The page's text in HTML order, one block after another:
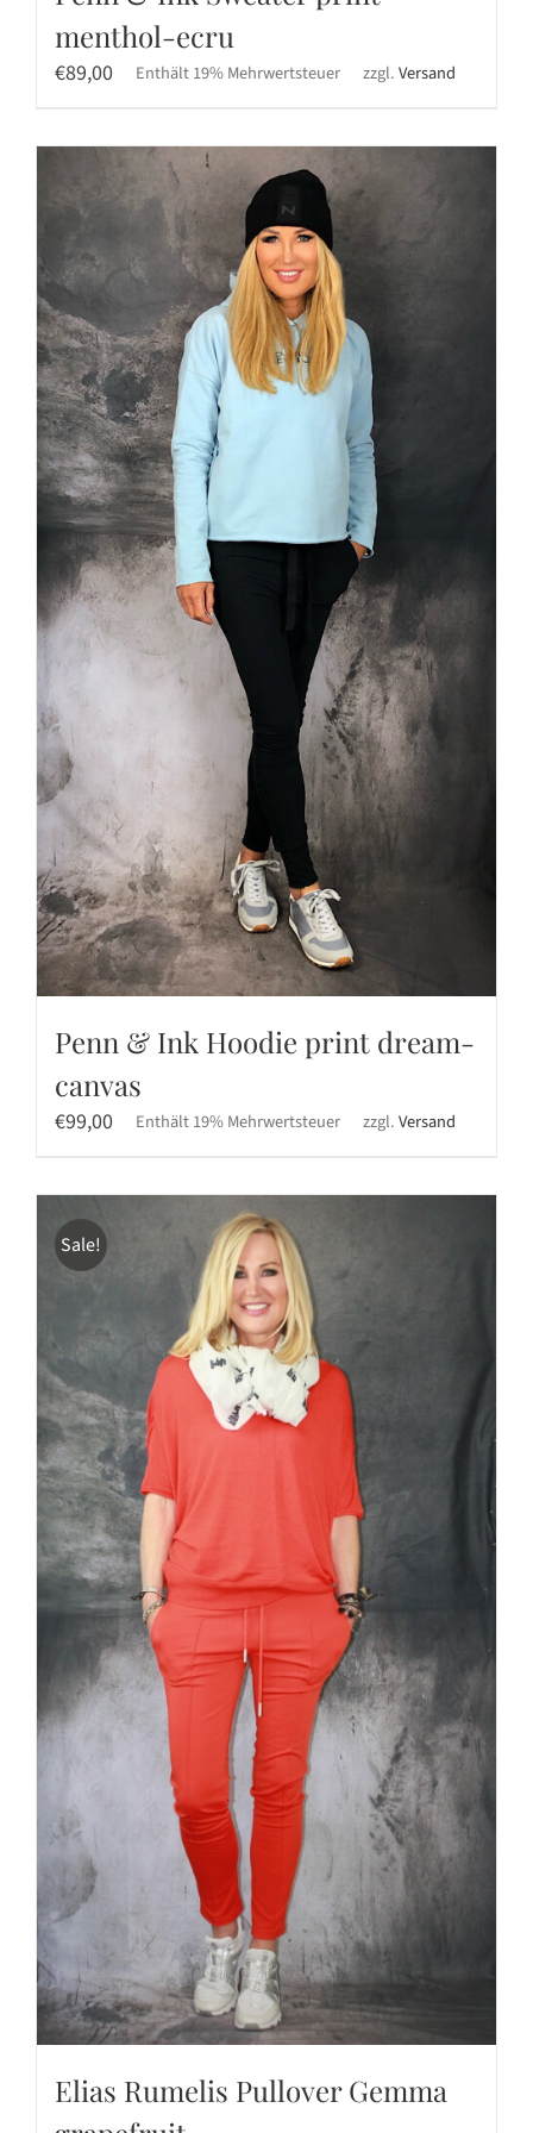
menthol-ecru
€89,00 Enthält 19% Mehrwertsteuer zzgl.Versand
Penn & Ink Hoodie print dream-
canvas
€99,00 Enthält 19% Mehrwertsteuer zzgl.Versand
Sale!
Elias Rumelis Pullover Gemma